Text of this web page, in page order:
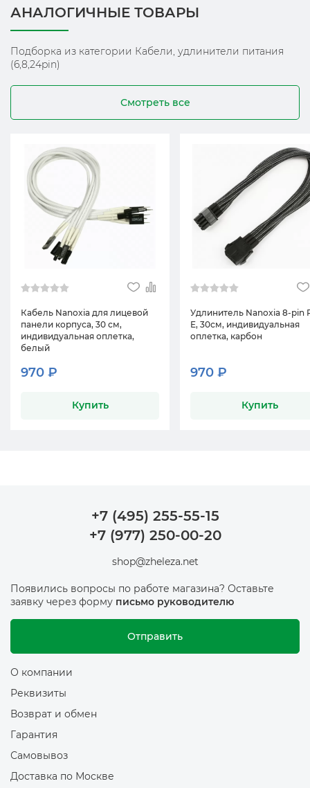
АНАЛОГИЧНЫЕ ТОВАРЫ
Подборка из категории Кабели, удлинители питания
(6,8,24pin)
Смотреть все
Кабель Nanoxia для лицевой
панели корпуса, 30 см,
индивидуальная оплетка,
белый
970 ₽
Купить
Удлинитель Nanoxia 8-pin
E, 30см, индивидуальная
оплетка, карбон
970 ₽
Купить
+7 (495) 255-55-15
+7 (977) 250-00-20
shop@zheleza.net
Появились вопросы по работе магазина? Оставьте
заявку через форму письмо руководителю
Отправить
О компании
Реквизиты
Возврат и обмен
Гарантия
Самовывоз
Доставка по Москве